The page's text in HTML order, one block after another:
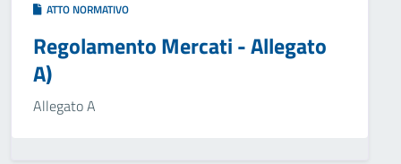
ATTO NORMATIVO
Regolamento Mercati - Allegato
A)
Allegato A